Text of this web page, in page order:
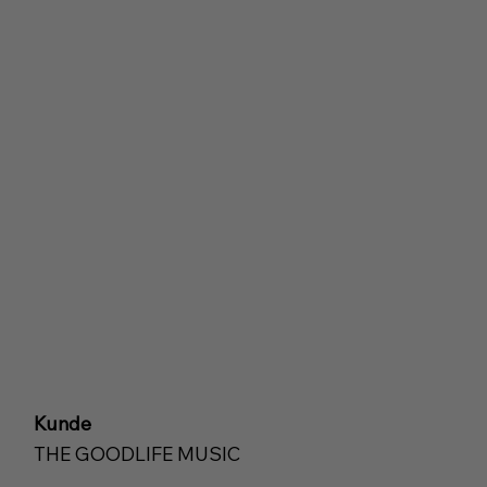
Kunde
THE GOODLIFE MUSIC